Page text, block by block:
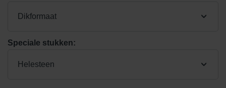
Dikformaat
Speciale stukken:
Helesteen